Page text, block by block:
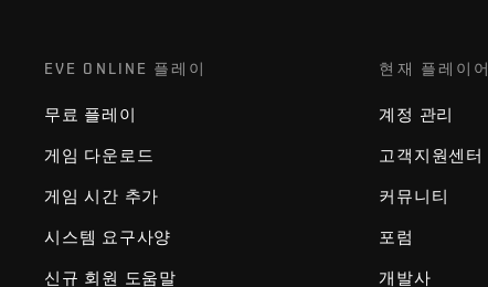
EVE ONLINE 플레이
무료 플레이
게임 다운로드
게임 시간 추가
시스템 요구사양
신규 회원 도움말
현재 플레이어
계정 관리
고객지원센터
커뮤니티
포럼
개발사